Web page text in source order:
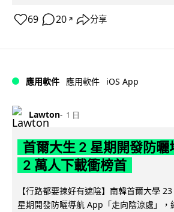
69 20 ↗ 分享
應用軟件 應用軟件 iOS App
Lawton 1 日
首爾大生 2 星期開發防曬
2 萬人下載衝榜首
【行路都要揀好有遮陰】南韓首爾大學
星期開發防曬導航 App「走向陰涼處」，